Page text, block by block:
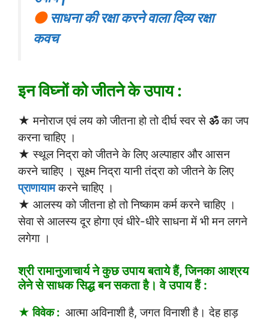
⚫ साधना की रक्षा करने वाला दिव्य ​रक्षा
कवच
इन विघ्नों को जीतने के उपाय :
★ मनोराज एवं लय को जीतना हो तो दीर्घ स्वर से ॐका जप
करना चाहिए ।
★ स्थूल निद्रा को जीतने के लिए अल्पाहार और आसन
करने चाहिए । सूक्ष्म निद्रा यानी तंद्रा को जीतने के लिए
प्राणायामकरने चाहिए ।
★ आलस्य को जीतना हो तो निष्काम कर्म करने चाहिए ।
सेवा से आलस्य दूर होगा एवं धीरे-धीरे साधना में भी मन लगने
लगेगा ।
श्री रामानुजाचार्य ने कुछ उपाय बताये हैं, जिनका आश्रय
लेने से साधक सिद्ध बन सकता है। वे उपाय हैं :
★ विवेक : आत्मा अविनाशी है, जगत विनाशी है। देह हाड़